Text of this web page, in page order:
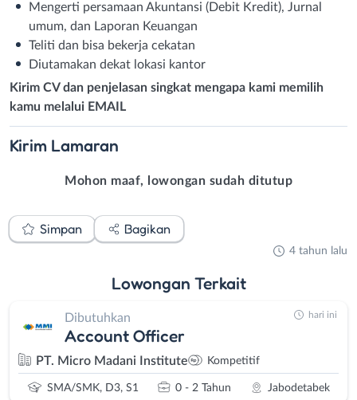
Mengerti persamaan Akuntansi (Debit Kredit), Jurnal
umum, dan Laporan Keuangan
Teliti dan bisa bekerja cekatan
Diutamakan dekat lokasi kantor
Kirim CV dan penjelasan singkat mengapa kami memilih
kamu melalui EMAIL
Kirim Lamaran
Mohon maaf, lowongan sudah ditutup
Simpan Bagikan
4 tahun lalu
Lowongan Terkait
Dibutuhkan
Account Officer
PT. Micro Madani Institute Kompetitif
SMA/SMK, D3, S1 0 - 2 Tahun Jabodetabek
hari ini